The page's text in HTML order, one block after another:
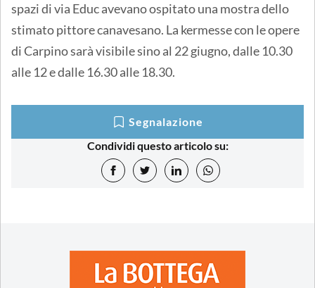
spazi di via Educ avevano ospitato una mostra dello
stimato pittore canavesano. La kermesse con le opere
di Carpino sarà visibile sino al 22 giugno, dalle 10.30
alle 12 e dalle 16.30 alle 18.30.
Segnalazione
Condividi questo articolo su: